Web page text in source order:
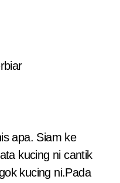
apa. Siam ke
kucing ni cantik
kucing ni.Pada